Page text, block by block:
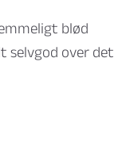
blød
selvgod over det